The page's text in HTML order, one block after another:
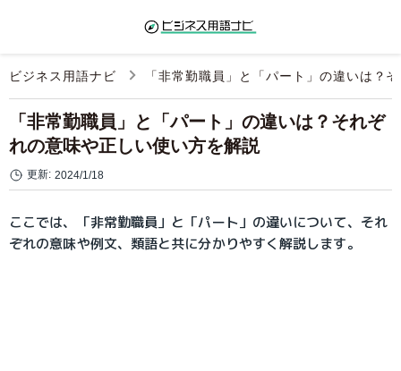
ビジネス用語ナビ 「非常勤職員」と「パート」の違いは？
「非常勤職員」と「パート」の違いは？それぞ
れの意味や正しい使い方を解説
更新: 2024/1/18
ここでは、「非常勤職員」と「パート」の違いについて、それ
ぞれの意味や例文、類語と共に分かりやすく解説します。